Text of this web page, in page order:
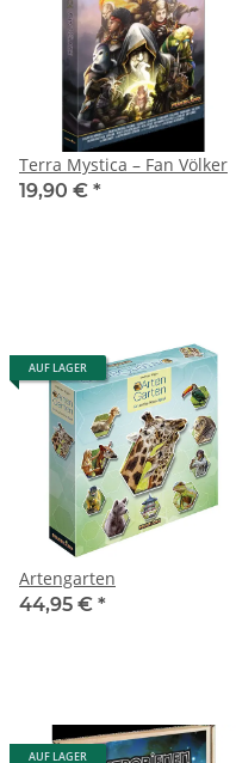
Terra Mystica – Fan Völker
19,90 € *
AUF LAGER
Artengarten
44,95 € *
AUF LAGER